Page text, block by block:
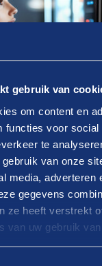
gebruik van
om content en
functies voor social
te
van onze
media, adverteren
gegevens
ze heeft verstrekt
van uw gebruik
op je